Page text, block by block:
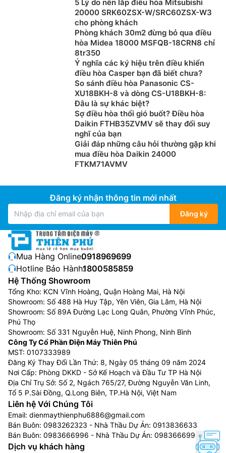
Điều hòa Fujitsu inverter 12000btu ASAG12CPTA-
V/AOAG12CPTA-V với lớp sơn phủ thế hệ mới giúp sản
phẩm bền hơn nhiều lần, hạn chế rỉ sét, đồng thời cũng
ngăn chặn rò rỉ khí Gas, giúp quý khách hàng yên tâm
sử dụng sản phẩm, và giảm chi phí bảo trì vận hành
đến mức thấp nhất.
Dàn nóngđiều hòa Fujitsu 12000
ASAG12CPTA-
V/AOAG12CPTA-V sử dụng máy nén thế hệ mới với dãi
điện áp rộng, chịu được điện áp nhảy vọt lên đến
450V Các board mạch thế hệ mới được phát triển và
thiết kế chống chịu với mức điện áp tăng vọt đến
450V
Các tiện ích khác:
Ngoài các tính năng giúp người dùng thoải mái tận
hưởng không gian thoải mái thì điều hòa
ASAG12CPTA-V/AOAG12CPTA-V còn được trang bị
nhiều tiện ích khác như:
Tự động đảo gió lên/xuống: Chức năng này di
chuyển cánh đảo gió đều theo phương đứng phân
bổ gió đều khắp phòng
Tự động chuyển đổi chế độ hoạt động:
sẽ tự động chuyển đổi giữa các chế độ làm mát và
khử ẩm dựa trên cài đặt nhiệt độ và nhiệt độ
phòng.
5 Lý do nên lắp điều hòa Mitsubishi
20000 SRK60ZSX-W/SRC60ZSX-W3
cho phòng khách
Phòng khách 30m2 đừng bỏ qua điều
hòa Midea 18000 MSFQB-18CRN8 chỉ
8tr350
Ý nghĩa các ký hiệu trên điều khiển
điều hòa Casper bạn đã biết chưa?
So sánh điều hòa Panasonic CS-
XU18BKH-8 và dòng CS-U18BKH-8:
Đâu là sự khác biệt?
Sợ điều hòa thổi gió buốt? Điều hòa
Daikin FTHB35ZVMV sẽ thay đổi suy
nghĩ của bạn
Giải đáp những câu hỏi thường gặp khi
mua điều hòa Daikin 24000
FTKM71AVMV
Đăng ký nhận thông tin mới nhất
Đăng ký
Mua Hàng Online:0918969699
Hotline Bảo Hành:1800585859
Hệ Thống Showroom
Tổng Kho: KCN Vĩnh Hoàng, Quận Hoàng Mai, Hà Nội
Showroom: Số 488 Hà Huy Tập, Yên Viên, Gia Lâm, Hà Nội
Showroom: Số 89A Đường Lạc Long Quân, Phường Vĩnh Phúc,
Phú Thọ
Showroom: Số 331 Nguyễn Huệ, Ninh Phong, Ninh Bình
Công Ty Cổ Phần Điện Máy Thiên Phú
MST: 0107333989
Đăng Ký Thay Đổi Lần Thứ: 8, Ngày 05 tháng 09 năm 2024
Nơi Cấp: Phòng DKKD - Sở Kế Hoạch và Đầu Tư TP Hà Nội
Địa Chỉ Trụ Sở: Số 2, Ngách 765/27, Đường Nguyễn Văn Linh,
Tổ 5 P.Sài Đồng, Q.Long Biên, TP.Hà Nội, Việt Nam
Liên hệ Với Chúng Tôi
Email: dienmaythienphu6886@gmail.com
Bán Buôn: 0983262323 - Nhà Thầu Dự Án: 0913836633
Bán Buôn: 0983666996 - Nhà Thầu Dự Án: 0983666996
Dịch vụ khách hàng